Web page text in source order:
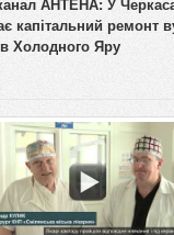
капітальний ремонт
Холодного Яру